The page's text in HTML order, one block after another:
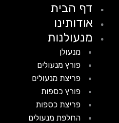
דף הבית
אודותינו
מנעולנות
מנעולן
פורץ מנעולים
פריצת מנעולים
פורץ כספות
פריצת כספות
החלפת מנעולים